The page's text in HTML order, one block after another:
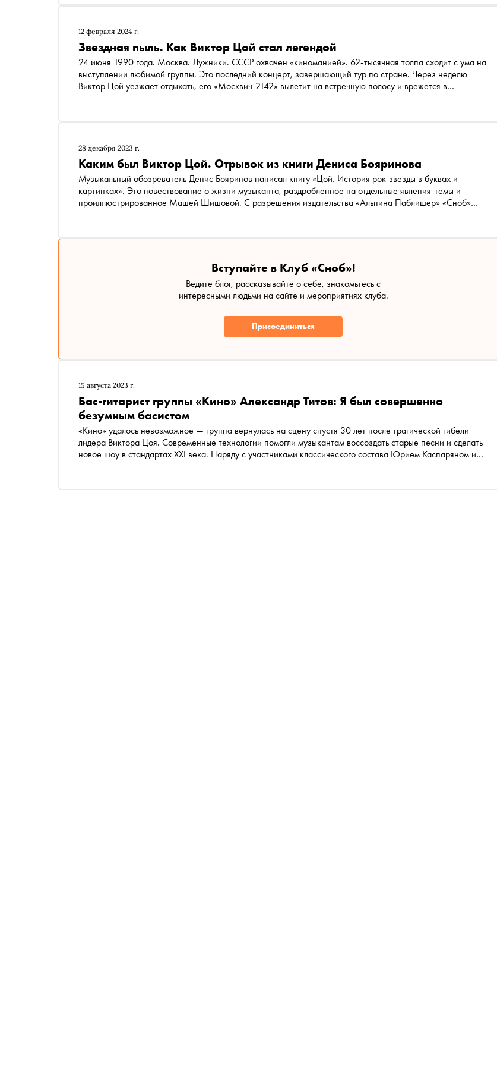
12 февраля 2024 г.
Звездная пыль. Как Виктор Цой стал легендой
24 июня 1990 года. Москва. Лужники. СССР охвачен «киноманией». 62-тысячная толпа сходит с ума на
выступлении любимой группы. Это последний концерт, завершающий тур по стране. Через неделю
Виктор Цой уезжает отдыхать, его «Москвич-2142» вылетит на встречную полосу и врежется в
28 декабря 2023 г.
Каким был Виктор Цой. Отрывок из книги Дениса Бояринова
Музыкальный обозреватель Денис Бояринов написал книгу «Цой. История рок-звезды в буквах и
картинках». Это повествование о жизни музыканта, раздробленное на отдельные явления-темы и
проиллюстрированное Машей Шишовой. С разрешения издательства «Альпина Паблишер» «Сноб»
Вступайте в Клуб «Сноб»!
Ведите блог, рассказывайте о себе, знакомьтесь с
интересными людьми на сайте и мероприятиях клуба.
Присоединиться
15 августа 2023 г.
Бас-гитарист группы «Кино» Александр Титов: Я был совершенно
безумным басистом
«Кино» удалось невозможное — группа вернулась на сцену спустя 30 лет после трагической гибели
лидера Виктора Цоя. Современные технологии помогли музыкантам воссоздать старые песни и сделать
новое шоу в стандартах XXI века. Наряду с участниками классического состава Юрием Каспаряном и